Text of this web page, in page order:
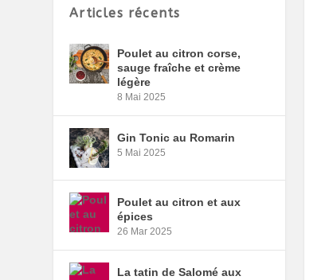
Articles récents
Poulet au citron corse,
sauge fraîche et crème
légère
8 Mai 2025
Gin Tonic au Romarin
5 Mai 2025
Poulet au citron et aux
épices
26 Mar 2025
La tatin de Salomé aux